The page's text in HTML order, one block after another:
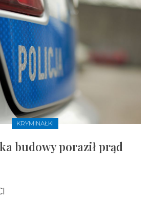
KRYMINAŁKI
budowy poraził prąd